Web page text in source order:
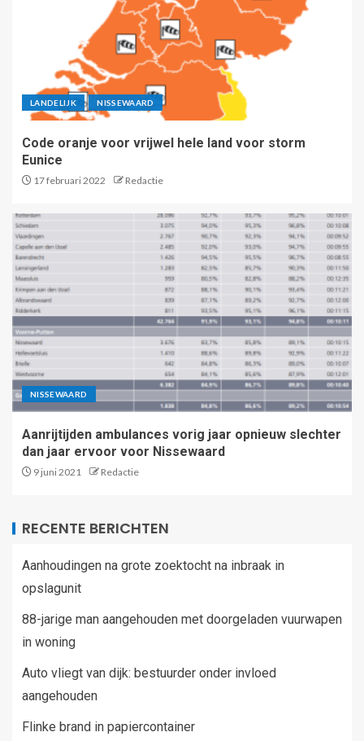
LANDELIJK NISSEWAARD
Code oranje voor vrijwel hele land voor storm
Eunice
17 februari 2022 Redactie
NISSEWAARD
Aanrijtijden ambulances vorig jaar opnieuw slechter
dan jaar ervoor voor Nissewaard
9 juni 2021 Redactie
RECENTE BERICHTEN
Aanhoudingen na grote zoektocht na inbraak in
opslagunit
88-jarige man aangehouden met doorgeladen vuurwapen
in woning
Auto vliegt van dijk: bestuurder onder invloed
aangehouden
Flinke brand in papiercontainer